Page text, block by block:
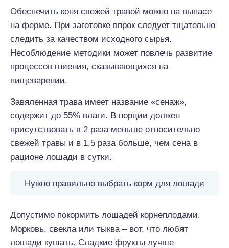
Обеспечить коня свежей травой можно на выпасе
на ферме. При заготовке впрок следует тщательно
следить за качеством исходного сырья.
Несоблюдение методики может повлечь развитие
процессов гниения, сказывающихся на
пищеварении.
Завяленная трава имеет название «сенаж»,
содержит до 55% влаги. В порции должен
присутствовать в 2 раза меньше относительно
свежей травы и в 1,5 раза больше, чем сена в
рационе лошади в сутки.
Нужно правильно выбрать корм для лошади
Допустимо покормить лошадей корнеплодами.
Морковь, свекла или тыква – вот, что любят
лошади кушать. Сладкие фрукты лучше